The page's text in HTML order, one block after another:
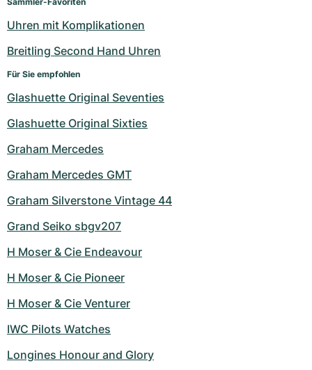
Uhren mit Komplikationen
Breitling Second Hand Uhren
Für Sie empfohlen
Glashuette Original Seventies
Glashuette Original Sixties
Graham Mercedes
Graham Mercedes GMT
Graham Silverstone Vintage 44
Grand Seiko sbgv207
H Moser & Cie Endeavour
H Moser & Cie Pioneer
H Moser & Cie Venturer
IWC Pilots Watches
Longines Honour and Glory